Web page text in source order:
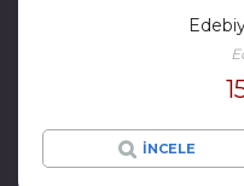
İNCELE